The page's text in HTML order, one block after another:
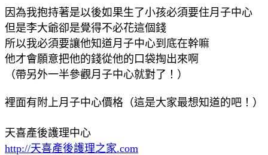
因為我抱持著是以後如果生了小孩必須要住月子中心
但是李大爺卻是覺得不必花這個錢
所以我必須要讓他知道月子中心到底在幹嘛
他才會願意把他的錢從他的口袋掏出來啊
（帶另外一半參觀月子中心就對了！）
裡面有附上月子中心價格（這是大家最想知道的吧！）
天喜產後護理中心
http://天喜產後護理之家.com